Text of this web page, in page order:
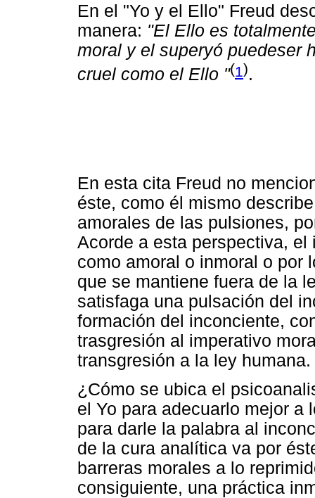
En el "Yo y el Ello" Freud
manera: "El Ello es
moral y el superyó puedeser
cruel como el Ello "(1).
En esta cita Freud no
éste, como él mismo
amorales de las pulsiones,
Acorde a esta perspectiva,
como amoral o inmoral o por
que se mantiene fuera de la
satisfaga una pulsación del
formación del inconciente,
trasgresión al imperativo
transgresión a la ley humana.
¿Cómo se ubica el
el Yo para adecuarlo mejor
para darle la palabra al
de la cura analítica va por
barreras morales a lo
consiguiente, una práctica